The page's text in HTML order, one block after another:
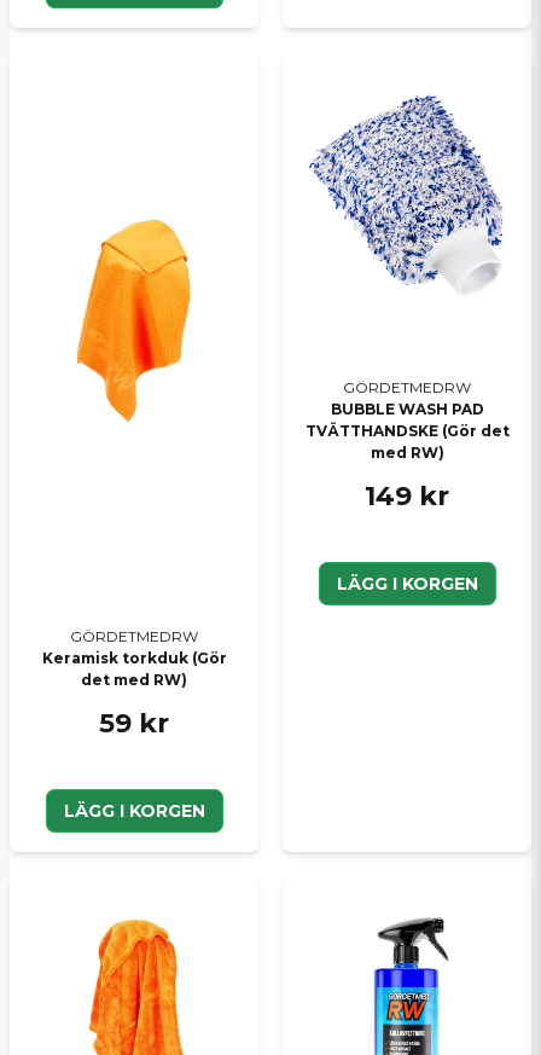
GÖRDETMEDRW
Keramisk torkduk (Gör
det med RW)
59 kr
LÄGG I KORGEN
GÖRDETMEDRW
BUBBLE WASH PAD
TVÄTTHANDSKE (Gör det
med RW)
149 kr
LÄGG I KORGEN